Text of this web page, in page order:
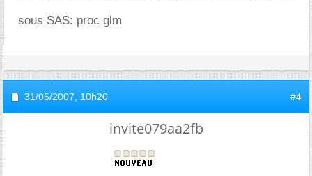
sous SAS: proc glm
31/05/2007, 10h20 #4
invite079aa2fb